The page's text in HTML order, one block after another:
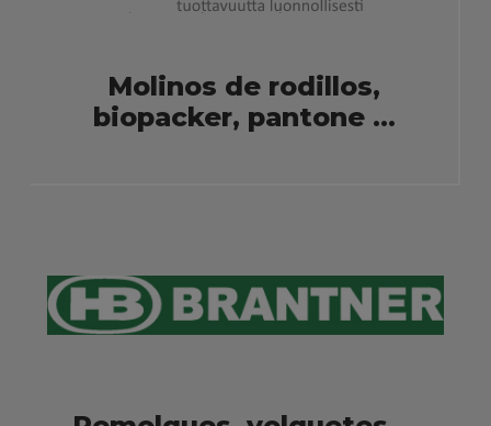
Molinos de rodillos,
biopacker, pantone ...